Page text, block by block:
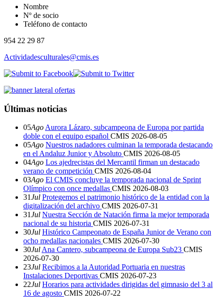
Nombre
Nº de socio
Teléfono de contacto
954 22 29 87
Actividadesculturales@cmis.es
Últimas noticias
05Ago Aurora Lázaro, subcampeona de Europa por partida
doble con el equipo español CMIS 2026-08-05
05Ago Nuestros nadadores culminan la temporada destacando
en el Andaluz Junior y Absoluto CMIS 2026-08-05
04Ago Los ajedrecistas del Mercantil firman un destacado
verano de competición CMIS 2026-08-04
03Ago El CMIS concluye la temporada nacional de Sprint
Olímpico con once medallas CMIS 2026-08-03
31Jul Protegemos el patrimonio histórico de la entidad con la
digitalización del archivo CMIS 2026-07-31
31Jul Nuestra Sección de Natación firma la mejor temporada
nacional de su historia CMIS 2026-07-31
30Jul Histórico Campeonato de España Junior de Verano con
ocho medallas nacionales CMIS 2026-07-30
30Jul Ana Cantero, subcampeona de Europa Sub23 CMIS
2026-07-30
23Jul Recibimos a la Autoridad Portuaria en nuestras
Instalaciones Deportivas CMIS 2026-07-23
22Jul Horarios para actividades dirigidas del gimnasio del 3 al
16 de agosto CMIS 2026-07-22